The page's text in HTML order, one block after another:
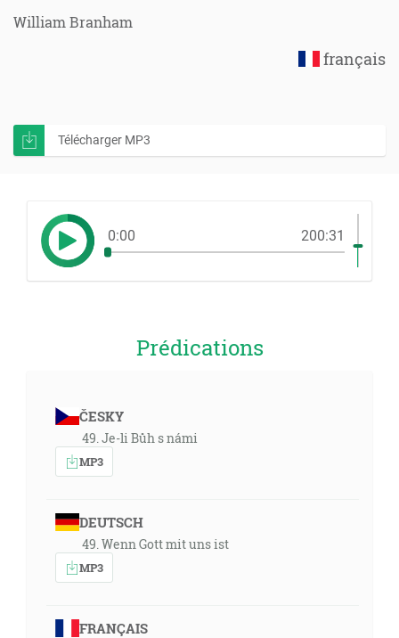
William Branham
français
Télécharger MP3
0:00 200:31
Prédications
ČESKY
49. Je-li Bůh s námi
MP3
DEUTSCH
49. Wenn Gott mit uns ist
MP3
FRANÇAIS